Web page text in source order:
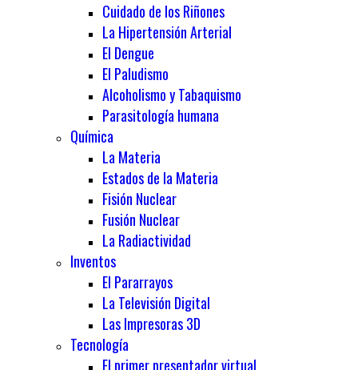
Cuidado de los Riñones
La Hipertensión Arterial
El Dengue
El Paludismo
Alcoholismo y Tabaquismo
Parasitología humana
Química
La Materia
Estados de la Materia
Fisión Nuclear
Fusión Nuclear
La Radiactividad
Inventos
El Pararrayos
La Televisión Digital
Las Impresoras 3D
Tecnología
El primer presentador virtual